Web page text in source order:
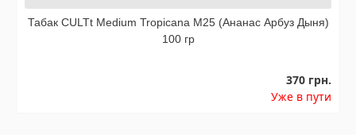
Табак CULTt Medium Tropicana M25 (Ананас Арбуз Дыня)
100 гр
370 грн.
Уже в пути